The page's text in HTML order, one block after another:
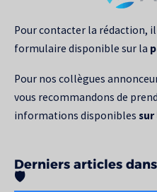
Pour contacter la rédaction,
formulaire disponible sur la
Pour nos collègues
vous recommandons de
informations disponibles sur
Derniers articles
🛡️